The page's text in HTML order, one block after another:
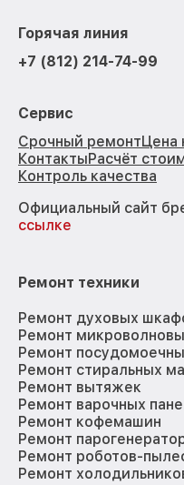
Горячая линия
+7 (812) 214-74-99
Сервис
Срочный ремонтЦена
КонтактыРасчёт
Контроль качества
Официальный сайт
ссылке
Ремонт техники
Ремонт духовых
Ремонт
Ремонт
Ремонт стиральных
Ремонт вытяжек
Ремонт варочных
Ремонт кофемашин
Ремонт
Ремонт роботов-
Ремонт